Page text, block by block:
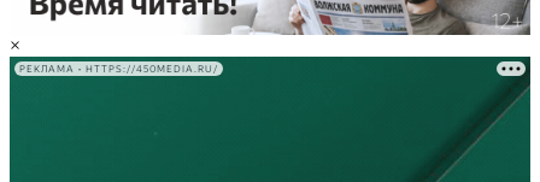
×
РЕКЛАМА • HTTPS://450MEDIA.RU/